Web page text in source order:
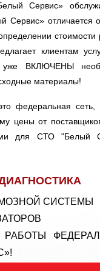
Сервис»
Сервис» отличается
клиентам
уже ВКЛЮЧЕНЫ
материалы!
федеральная
цены от
для СТО "Белый
СИСТЕМЫ
РАБОТЫ